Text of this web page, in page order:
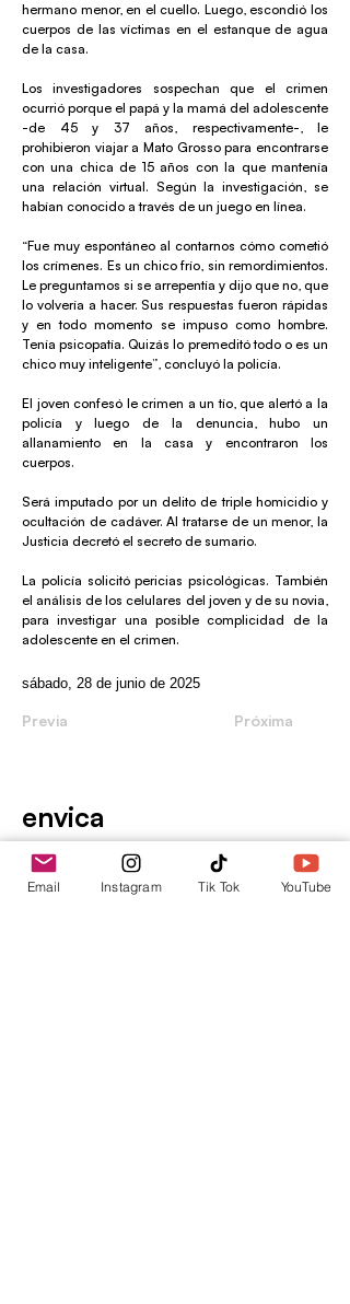
hermano menor, en el cuello. Luego, escondió los
cuerpos de las víctimas en el estanque de agua
de la casa.
Los investigadores sospechan que el crimen
ocurrió porque el papá y la mamá del adolescente
-de 45 y 37 años, respectivamente-, le
prohibieron viajar a Mato Grosso para encontrarse
con una chica de 15 años con la que mantenía
una relación virtual. Según la investigación, se
habían conocido a través de un juego en línea.
“Fue muy espontáneo al contarnos cómo cometió
los crímenes. Es un chico frío, sin remordimientos.
Le preguntamos si se arrepentía y dijo que no, que
lo volvería a hacer. Sus respuestas fueron rápidas
y en todo momento se impuso como hombre.
Tenía psicopatía. Quizás lo premeditó todo o es un
chico muy inteligente”, concluyó la policía.
El joven confesó le crimen a un tío, que alertó a la
policía y luego de la denuncia, hubo un
allanamiento en la casa y encontraron los
cuerpos.
Será imputado por un delito de triple homicidio y
ocultación de cadáver. Al tratarse de un menor, la
Justicia decretó el secreto de sumario.
La policía solicitó pericias psicológicas. También
el análisis de los celulares del joven y de su novia,
para investigar una posible complicidad de la
adolescente en el crimen.
sábado, 28 de junio de 2025
Previa Próxima
envica
Tu punto de información.
Email Instagram Tik Tok YouTube